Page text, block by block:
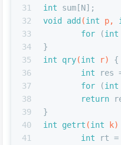
31
32
33
34
35
36
37
38
39
40
41
int sum[N];
void
add (int p,
for (int
}
int
qry(int r)
{
int res
for (int
return
}
int
getrt (int k)
int rt =